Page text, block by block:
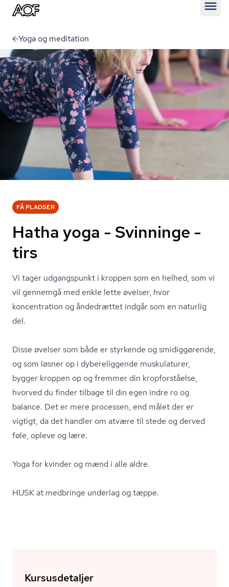
Yoga og meditation
FÅ PLADSER
Hatha yoga - Svinninge -
tirs
Vi tager udgangspunkt i kroppen som en helhed, som vi
vil gennemgå med enkle lette øvelser, hvor
koncentration og åndedrættet indgår som en naturlig
del.
Disse øvelser som både er styrkende og smidiggørende,
og som løsner op i dybereliggende muskulaturer,
bygger kroppen op og fremmer din kropforståelse,
hvorved du finder tilbage til din egen indre ro og
balance. Det er mere processen, end målet der er
vigtigt, da det handler om atvære til stede og derved
føle, opleve og lære.
Yoga for kvinder og mænd i alle aldre.
HUSK at medbringe underlag og tæppe.
Kursusdetaljer